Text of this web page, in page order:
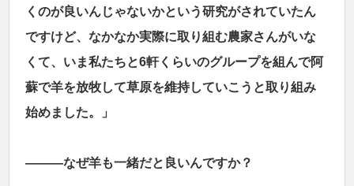
くのが良いんじゃないかという研究がされていたん
ですけど、なかなか実際に取り組む農家さんがいな
くて、いま私たちと6軒くらいのグループを組んで阿
蘇で羊を放牧して草原を維持していこうと取り組み
始めました。」
―――なぜ羊も一緒だと良いんですか？